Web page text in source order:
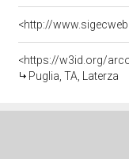
<http://
<https://w3id.org/
Puglia, TA, Laterza